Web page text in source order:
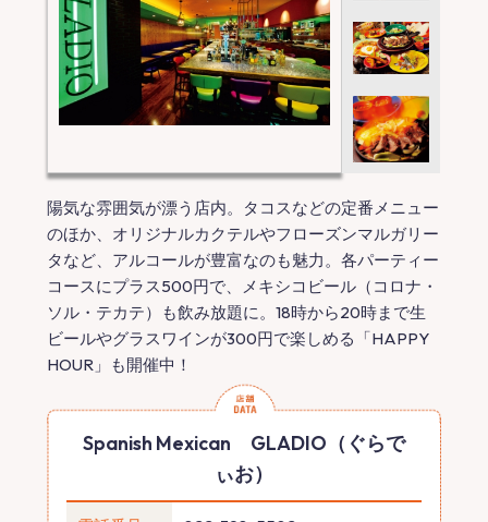
陽気な雰囲気が漂う店内。タコスなどの定番メニュー
のほか、オリジナルカクテルやフローズンマルガリー
タなど、アルコールが豊富なのも魅力。各パーティー
コースにプラス500円で、メキシコビール（コロナ・
ソル・テカテ）も飲み放題に。18時から20時まで生
ビールやグラスワインが300円で楽しめる「HAPPY
HOUR」も開催中！
Spanish Mexican GLADIO（ぐらで
ぃお）